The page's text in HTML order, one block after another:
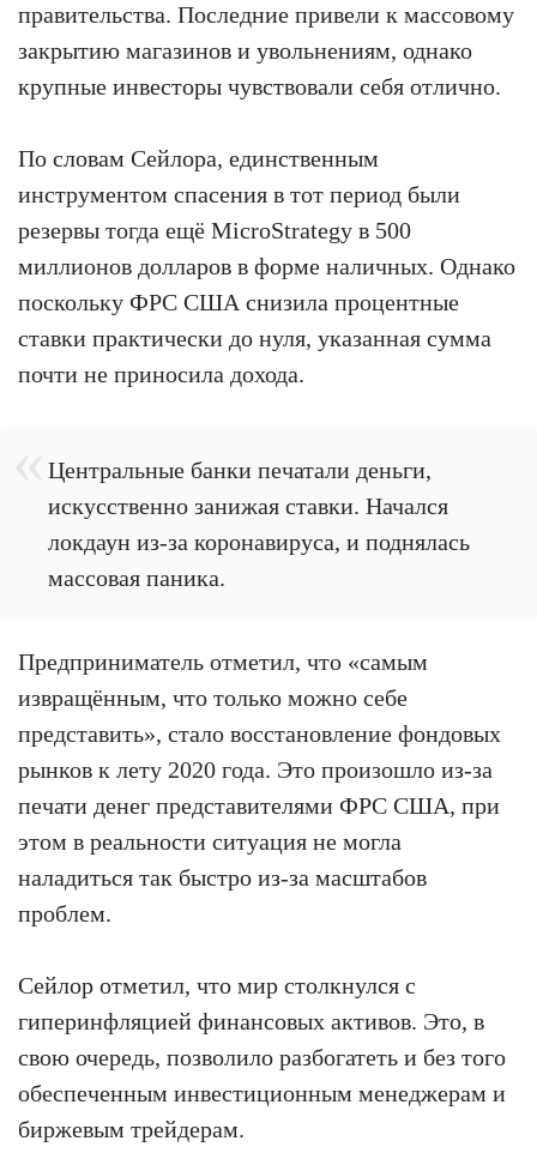
правительства. Последние привели к массовому
закрытию магазинов и увольнениям, однако
крупные инвесторы чувствовали себя отлично.
По словам Сейлора, единственным
инструментом спасения в тот период были
резервы тогда ещё MicroStrategy в 500
миллионов долларов в форме наличных. Однако
поскольку ФРС США снизила процентные
ставки практически до нуля, указанная сумма
почти не приносила дохода.
Центральные банки печатали деньги,
искусственно занижая ставки. Начался
локдаун из-за коронавируса, и поднялась
массовая паника.
Предприниматель отметил, что «самым
извращённым, что только можно себе
представить», стало восстановление фондовых
рынков к лету 2020 года. Это произошло из-за
печати денег представителями ФРС США, при
этом в реальности ситуация не могла
наладиться так быстро из-за масштабов
проблем.
Сейлор отметил, что мир столкнулся с
гиперинфляцией финансовых активов. Это, в
свою очередь, позволило разбогатеть и без того
обеспеченным инвестиционным менеджерам и
биржевым трейдерам.